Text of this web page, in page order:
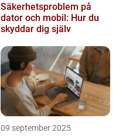
Säkerhetsproblem på
dator och mobil: Hur du
skyddar dig själv
09 september 2025